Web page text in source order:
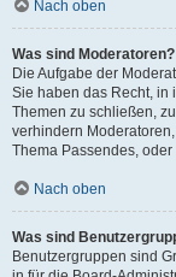
Nach oben
Was sind Moderatoren?
Die Aufgabe der
Sie haben das Recht, in
Themen zu schließen,
verhindern
Thema Passendes,
Nach oben
Was sind
Benutzergruppen sind